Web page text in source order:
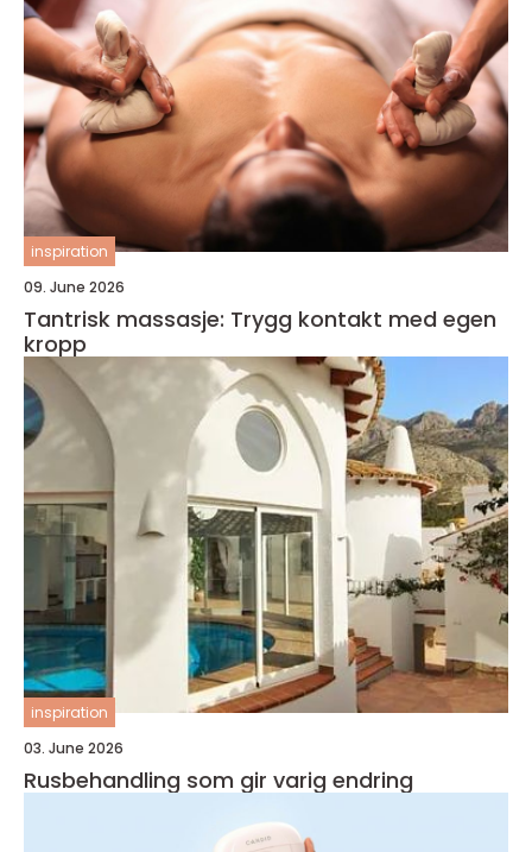
inspiration
09. June 2026
Tantrisk massasje: Trygg kontakt med egen
kropp
inspiration
03. June 2026
Rusbehandling som gir varig endring